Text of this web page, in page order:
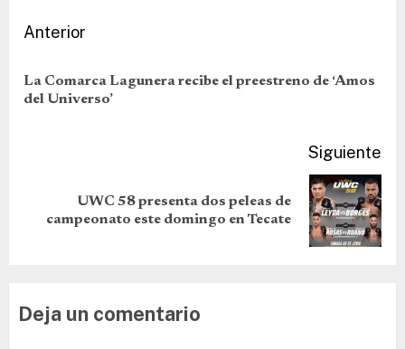
Anterior
La Comarca Lagunera recibe el preestreno de ‘Amos
del Universo’
Siguiente
UWC 58 presenta dos peleas de
campeonato este domingo en Tecate
Deja un comentario